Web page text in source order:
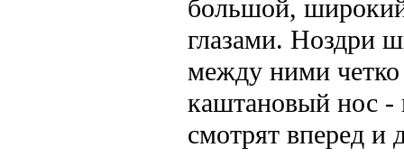
большой,
глазами. Ноздри
между ними
каштановый нос -
смотрят вперед